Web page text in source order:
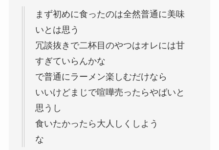
まず初めに食ったのは全然普通に美味
いとは思う
冗談抜きで二杯目のやつはオレには甘
すぎていらんかな
で普通にラーメン楽しむだけなら
いいけどまじで喧嘩売ったらやばいと
思うし
食いたかったら大人しくしよう
な